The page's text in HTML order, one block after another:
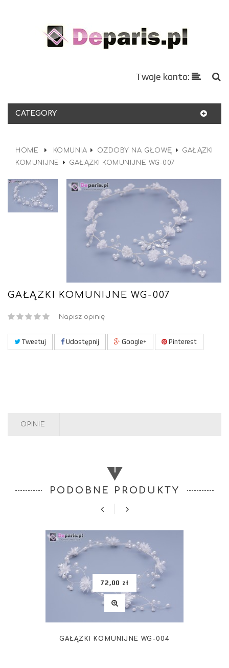
Twoje konto:
CATEGORY
HOME KOMUNIA OZDOBY NA GŁOWĘ
GAŁĄZKI
KOMUNIJNE
GAŁĄZKI KOMUNIJNE WG-007
GAŁĄZKI KOMUNIJNE WG-007
Napisz opinię
Tweetuj Udostępnij Google+ Pinterest
OPINIE
PODOBNE PRODUKTY
72,00 zł
GAŁĄZKI KOMUNIJNE WG-004